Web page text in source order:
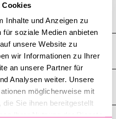
Cookies
Inhalte und Anzeigen zu
soziale Medien anbieten
unsere Website zu
wir Informationen zu Ihrer
an unsere Partner für
Analysen weiter. Unsere
möglicherweise mit
Sie ihnen bereitgestellt